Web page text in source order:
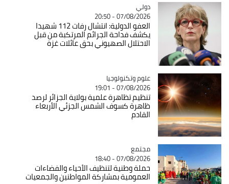
Catégorie
دولي
07/08/2026 - 20:50
العفو الدولية: انتشال رفات 112 شهيدا
يكشف فداحة الجرائم المرتكبة من قبل
الاحتلال الصهيوني بحق عائلات غزة
Catégorie
علوم وتكنولوجيا
07/08/2026 - 19:01
تنظيم تظاهرة علمية بولاية الجزائر لرصد
ظاهرة كسوف الشمس الجزئي الأربعاء
القادم
Catégorie
مجتمع
07/08/2026 - 18:40
حملة وطنية لتنظيف الأحياء والفضاءات
العمومية بمشاركة المواطنين والجمعيات